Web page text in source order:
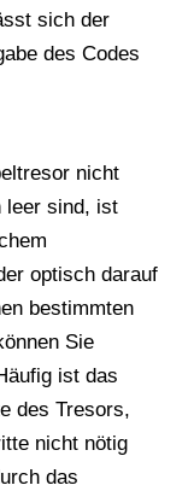
sich der
des Codes
nicht
leer sind, ist
optisch darauf
bestimmten
Sie
ist das
des Tresors,
nicht nötig
das